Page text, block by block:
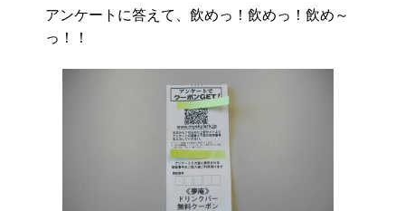
アンケートに答えて、飲めっ！飲めっ！飲め～
っ！！